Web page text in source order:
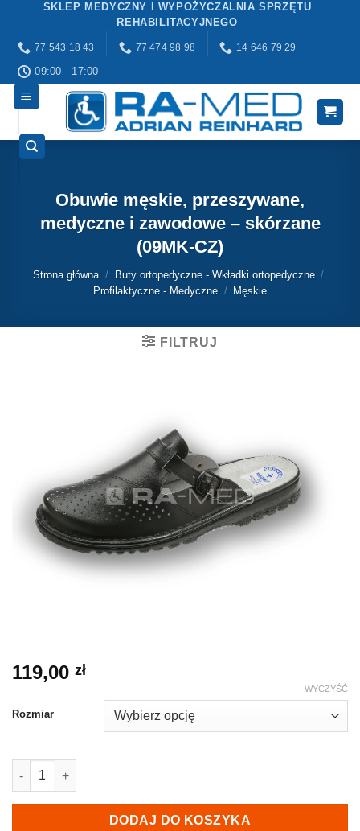
Przewiń
zawartości
SKLEP MEDYCZNY I WYPOŻYCZALNIA SPRZĘTU
REHABILITACYJNEGO
77 543 18 43 77 474 98 98 14 646 79 29
09:00 - 17:00
Obuwie męskie, przeszywane,
medyczne i zawodowe – skórzane
(09MK-CZ)
Strona główna / Buty ortopedyczne - Wkładki ortopedyczne /
Profilaktyczne - Medyczne / Męskie
FILTRUJ
119,00 zł
Rozmiar
WYCZYŚĆ
ilość Obuwie męskie, przeszywane, medyczne i zawodowe -
DODAJ DO KOSZYKA